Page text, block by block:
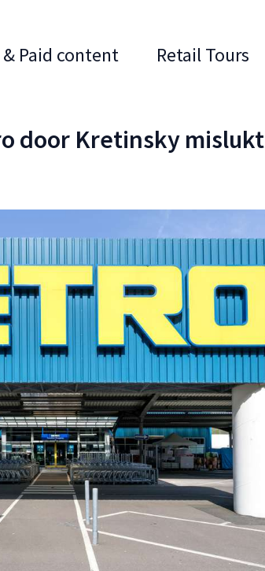
Paid content Retail Tours
door Kretinsky mislukt